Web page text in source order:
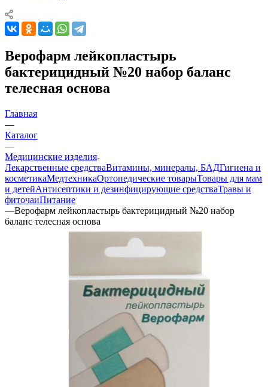
Верофарм лейкопластырь
бактерицидный №20 набор баланс
телесная основа
Главная
—
Каталог
—
Медицинские изделия
Лекарственные средстваВитамины, минералы, БАДГигиена и
косметикаМедтехникаОртопедические товарыТовары для мам
и детейАнтисептики и дезинфицирующие средстваТравы и
фиточаиПитание
—Верофарм лейкопластырь бактерицидный №20 набор
баланс телесная основа